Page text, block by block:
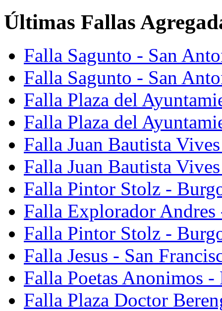
Últimas Fallas
Falla Sagunto - San
Falla Sagunto - San
Falla Plaza del
Falla Plaza del
Falla Juan Bautista
Falla Juan Bautista
Falla Pintor Stolz -
Falla Explorador Andres
Falla Pintor Stolz -
Falla Jesus - San
Falla Poetas Anonimos
Falla Plaza Doctor